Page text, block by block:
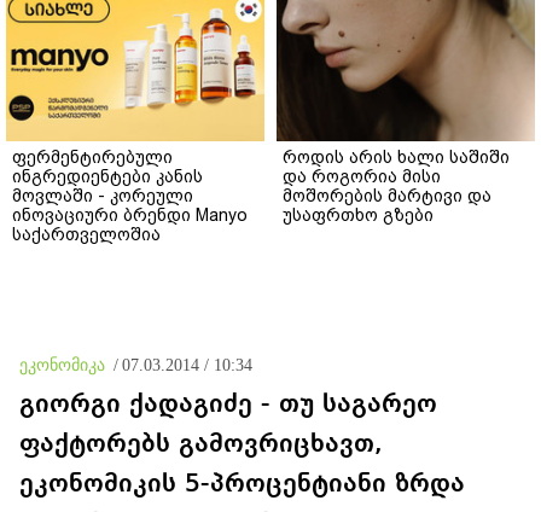
ფერმენტირებული
ინგრედიენტები კანის
მოვლაში - კორეული
ინოვაციური ბრენდი Manyo
საქართველოშია
როდის არის ხალი საშიში
და როგორია მისი
მოშორების მარტივი და
უსაფრთხო გზები
ეკონომიკა / 07.03.2014 / 10:34
გიორგი ქადაგიძე - თუ საგარეო
ფაქტორებს გამოვრიცხავთ,
ეკონომიკის 5-პროცენტიანი ზრდა